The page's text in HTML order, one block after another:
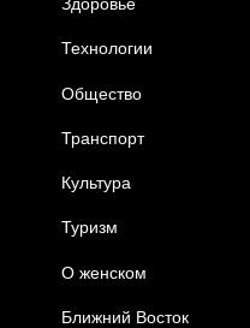
Здоровье
Технологии
Общество
Транспорт
Культура
Туризм
О женском
Ближний Восток